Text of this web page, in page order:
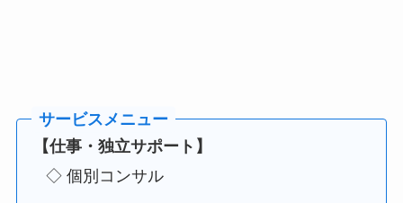
【仕事・独立サポート】
◇ 個別コンサル